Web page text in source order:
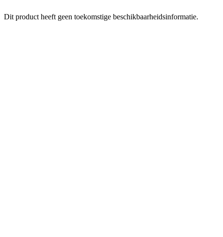
Dit product heeft geen toekomstige beschikbaarheidsinformatie.